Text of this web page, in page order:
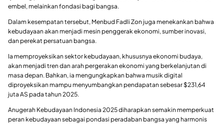
embel, melainkan fondasi bagi bangsa.
Dalam kesempatan tersebut, Menbud Fadli Zon juga menekankan bahwa
kebudayaan akan menjadi mesin penggerak ekonomi, sumber inovasi,
dan perekat persatuan bangsa.
Ia memproyeksikan sektor kebudayaan, khususnya ekonomi budaya,
akan menjadi tren dan arah pergerakan ekonomi yang berkelanjutan di
masa depan. Bahkan, ia mengungkapkan bahwa musik digital
diproyeksikan mampu menyumbangkan pendapatan sebesar $231,64
juta AS pada tahun 2025.
Anugerah Kebudayaan Indonesia 2025 diharapkan semakin memperkuat
peran kebudayaan sebagai pondasi peradaban bangsa yang harmonis